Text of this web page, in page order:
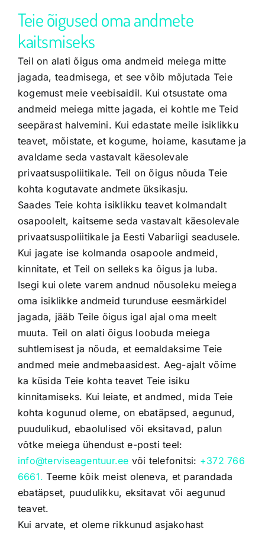
Teie õigused oma andmete
kaitsmiseks
Teil on alati õigus oma andmeid meiega mitte
jagada, teadmisega, et see võib mõjutada Teie
kogemust meie veebisaidil. Kui otsustate oma
andmeid meiega mitte jagada, ei kohtle me Teid
seepärast halvemini. Kui edastate meile isiklikku
teavet, mõistate, et kogume, hoiame, kasutame ja
avaldame seda vastavalt käesolevale
privaatsuspoliitikale. Teil on õigus nõuda Teie
kohta kogutavate andmete üksikasju.
Saades Teie kohta isiklikku teavet kolmandalt
osapoolelt, kaitseme seda vastavalt käesolevale
privaatsuspoliitikale ja Eesti Vabariigi seadusele.
Kui jagate ise kolmanda osapoole andmeid,
kinnitate, et Teil on selleks ka õigus ja luba.
Isegi kui olete varem andnud nõusoleku meiega
oma isiklikke andmeid turunduse eesmärkidel
jagada, jääb Teile õigus igal ajal oma meelt
muuta. Teil on alati õigus loobuda meiega
suhtlemisest ja nõuda, et eemaldaksime Teie
andmed meie andmebaasidest. Aeg-ajalt võime
ka küsida Teie kohta teavet Teie isiku
kinnitamiseks. Kui leiate, et andmed, mida Teie
kohta kogunud oleme, on ebatäpsed, aegunud,
puudulikud, ebaolulised või eksitavad, palun
võtke meiega ühendust e-posti teel:
info@terviseagentuur.ee või telefonitsi: +372 766
6661. Teeme kõik meist oleneva, et parandada
ebatäpset, puudulikku, eksitavat või aegunud
teavet.
Kui arvate, et oleme rikkunud asjakohast